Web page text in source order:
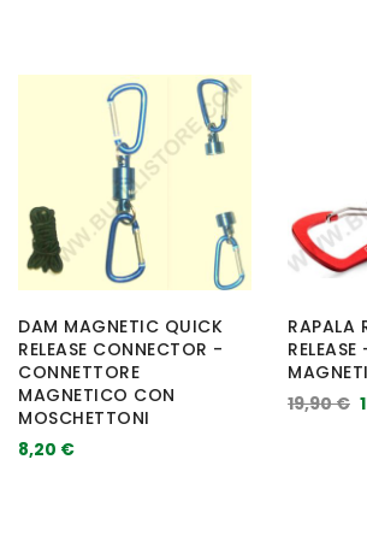
DAM MAGNETIC QUICK
RELEASE CONNECTOR -
CONNETTORE
MAGNETICO CON
MOSCHETTONI
8,20 €
RAPALA
19,90 €